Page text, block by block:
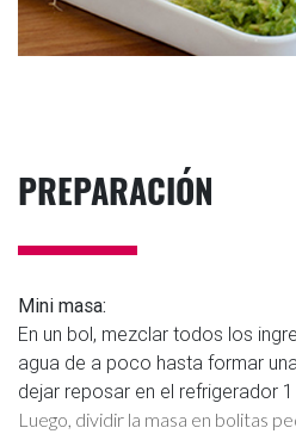
PREPARACIÓN
Mini masa:
En un bol, mezclar todos los
agua de a poco hasta formar
dejar reposar en el refrigerador 1
Luego, dividir la masa en bolitas